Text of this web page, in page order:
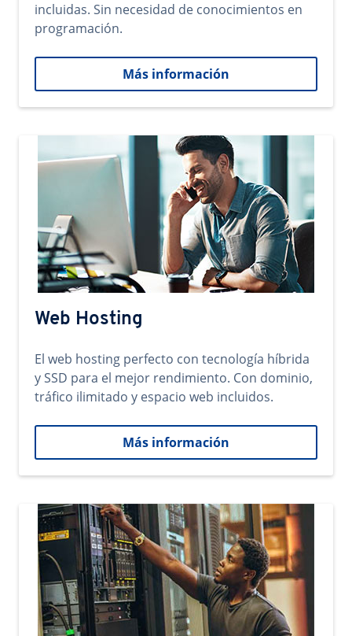
incluidas. Sin necesidad de conocimientos en
programación.
Más información
Web Hosting
El web hosting perfecto con tecnología híbrida
y SSD para el mejor rendimiento. Con dominio,
tráfico ilimitado y espacio web incluidos.
Más información